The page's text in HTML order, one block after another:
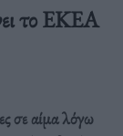
το ΕΚΕΑ
σε αίμα λόγω